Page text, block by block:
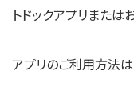
トドックアプリまた
アプリのご利用方法